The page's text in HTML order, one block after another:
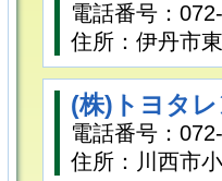
電話番号：
住所：伊丹市
(株)トヨタ
電話番号：
住所：川西市